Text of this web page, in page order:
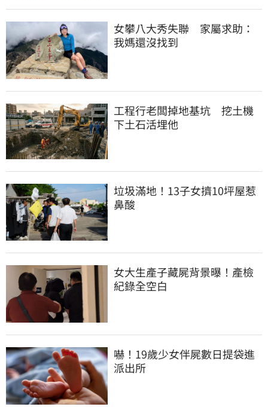
女攀八大秀失聯　家屬求助：
我媽還沒找到
工程行老闆掉地基坑　挖土機
下土石活埋他
垃圾滿地！13子女擠10坪屋惹
鼻酸
女大生產子藏屍背景曝！產檢
紀錄全空白
嚇！19歲少女伴屍數日提袋進
派出所